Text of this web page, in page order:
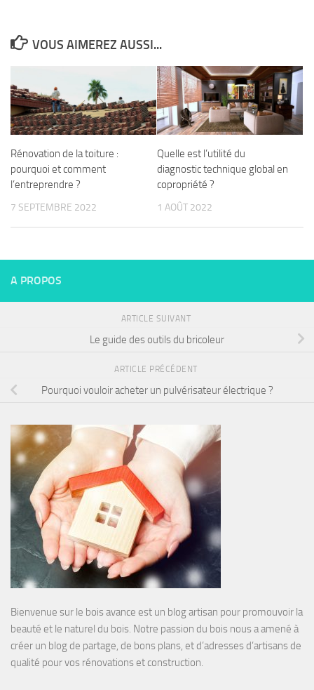
VOUS AIMEREZ AUSSI...
Rénovation de la toiture :
pourquoi et comment
l’entreprendre ?
7 SEPTEMBRE 2022
Quelle est l’utilité du
diagnostic technique global en
copropriété ?
1 AOÛT 2022
A PROPOS
ARTICLE SUIVANT
Le guide des outils du bricoleur
ARTICLE PRÉCÉDENT
Pourquoi vouloir acheter un pulvérisateur électrique ?
Bienvenue sur le bois avance est un blog artisan pour promouvoir la
beauté et le naturel du bois. Notre passion du bois nous a amené à
créer un blog de partage, de bons plans, et d’adresses d’artisans de
qualité pour vos rénovations et construction.